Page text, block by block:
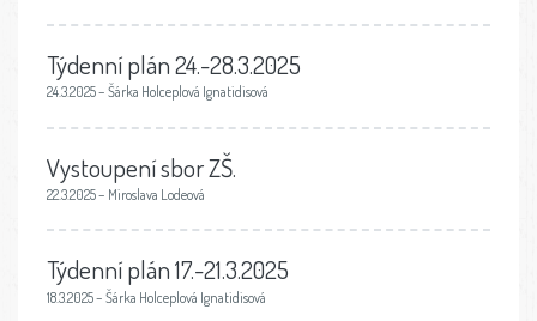
Týdenní plán 24.-28.3.2025
24.3.2025 – Šárka Holceplová Ignatidisová
Vystoupení sbor ZŠ.
22.3.2025 – Miroslava Lodeová
Týdenní plán 17.-21.3.2025
18.3.2025 – Šárka Holceplová Ignatidisová